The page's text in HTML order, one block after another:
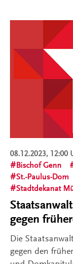
08.12.2023, 12:00
Bischof Genn
St.-Paulus-Dom
Stadtdekanat
gegen
Die
gegen den